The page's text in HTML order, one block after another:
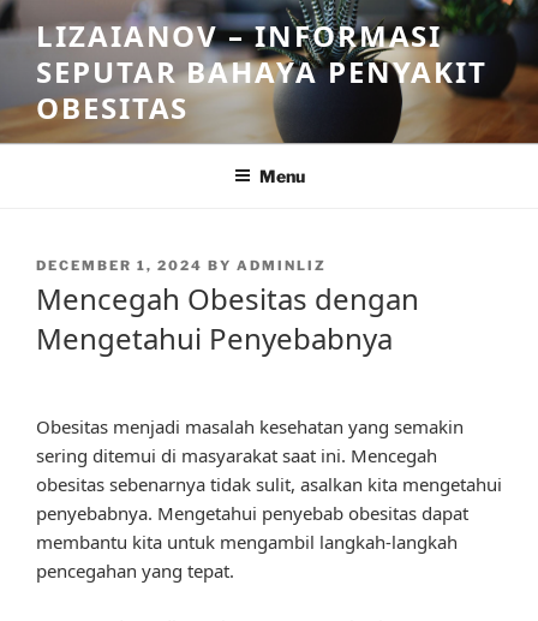
Skip
to
content
LIZAIANOV – INFORMASI
SEPUTAR BAHAYA PENYAKIT
OBESITAS
Menu
POSTED
DECEMBER 1, 2024 BY ADMINLIZ
Mencegah Obesitas dengan
Mengetahui Penyebabnya
Obesitas menjadi masalah kesehatan yang semakin
sering ditemui di masyarakat saat ini. Mencegah
obesitas sebenarnya tidak sulit, asalkan kita mengetahui
penyebabnya. Mengetahui penyebab obesitas dapat
membantu kita untuk mengambil langkah-langkah
pencegahan yang tepat.